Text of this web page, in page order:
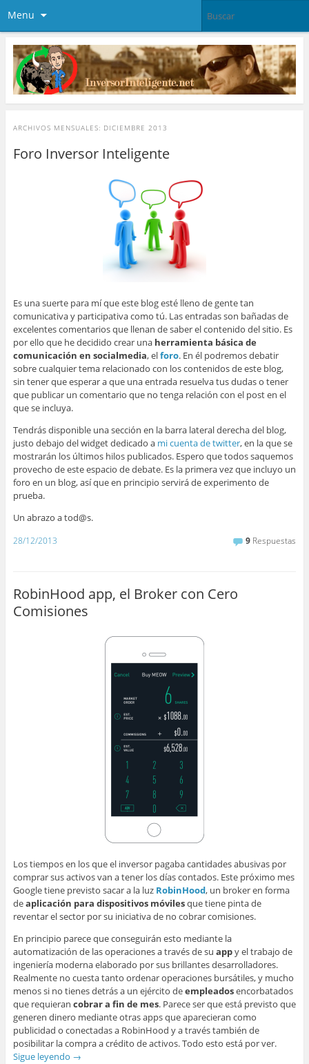
Menu
ARCHIVOS MENSUALES: DICIEMBRE 2013
Foro Inversor Inteligente
Es una suerte para mí que este blog esté lleno de gente tan
comunicativa y participativa como tú. Las entradas son bañadas de
excelentes comentarios que llenan de saber el contenido del sitio. Es
por ello que he decidido crear una herramienta básica de
comunicación en socialmedia, elforo. En él podremos debatir
sobre cualquier tema relacionado con los contenidos de este blog,
sin tener que esperar a que una entrada resuelva tus dudas o tener
que publicar un comentario que no tenga relación con el post en el
que se incluya.
Tendrás disponible una sección en la barra lateral derecha del blog,
justo debajo del widget dedicado a mi cuenta de twitter, en la que se
mostrarán los últimos hilos publicados. Espero que todos saquemos
provecho de este espacio de debate. Es la primera vez que incluyo un
foro en un blog, así que en principio servirá de experimento de
prueba.
Un abrazo a tod@s.
28/12/2013 9 Respuestas
RobinHood app, el Broker con Cero
Comisiones
Los tiempos en los que el inversor pagaba cantidades abusivas por
comprar sus activos van a tener los días contados. Este próximo mes
Google tiene previsto sacar a la luz RobinHood, un broker en forma
deaplicación para dispositivos móvilesque tiene pinta de
reventar el sector por su iniciativa de no cobrar comisiones.
En principio parece que conseguirán esto mediante la
automatización de las operaciones a través de su appy el trabajo de
ingeniería moderna elaborado por sus brillantes desarrolladores.
Realmente no cuesta tanto ordenar operaciones bursátiles, y mucho
menos si no tienes detrás a un ejército deempleadosencorbatados
que requieran cobrar a fin de mes. Parece ser que está previsto que
generen dinero mediante otras apps que aparecieran como
publicidad o conectadas a RobinHood y a través también de
posibilitar la compra a crédito de activos. Todo esto está por ver.
Sigue leyendo →